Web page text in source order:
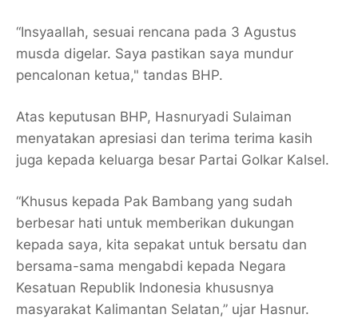
“Insyaallah, sesuai rencana pada 3 Agustus
musda digelar. Saya pastikan saya mundur
pencalonan ketua," tandas BHP.
Atas keputusan BHP, Hasnuryadi Sulaiman
menyatakan apresiasi dan terima terima kasih
juga kepada keluarga besar Partai Golkar Kalsel.
“Khusus kepada Pak Bambang yang sudah
berbesar hati untuk memberikan dukungan
kepada saya, kita sepakat untuk bersatu dan
bersama-sama mengabdi kepada Negara
Kesatuan Republik Indonesia khususnya
masyarakat Kalimantan Selatan,” ujar Hasnur.